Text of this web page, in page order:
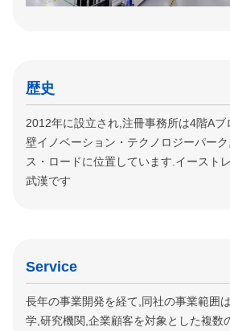
歴史
2012年に設立され,注冊事務所は4階A
壁イノベーション・テクノロジーパー
ス・ロードに位置しています.イースト
武漢です
Service
長年の事業開発を経て,同社の事業範囲
学,研究機関,企業顧客を対象とした複数